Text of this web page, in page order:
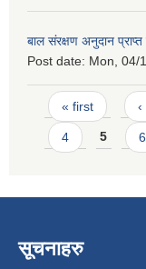
बाल संरक्षण अनुदान प्राप्त
Post date: Mon, 04/
Pages
« first
4 5 6
सूचनाहरु